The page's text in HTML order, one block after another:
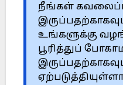
நீங்கள்
உங்களுக்கு
பூரித்துப்